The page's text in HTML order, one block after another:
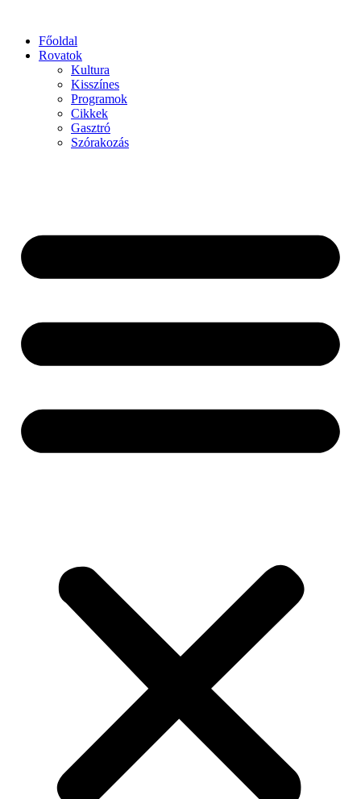
Főoldal
Rovatok
Kultura
Kisszínes
Programok
Cikkek
Gasztró
Szórakozás